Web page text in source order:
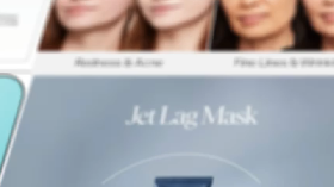
B2B MARKETING
CATAPULT:
BUSINESS
INTELLIGENCE